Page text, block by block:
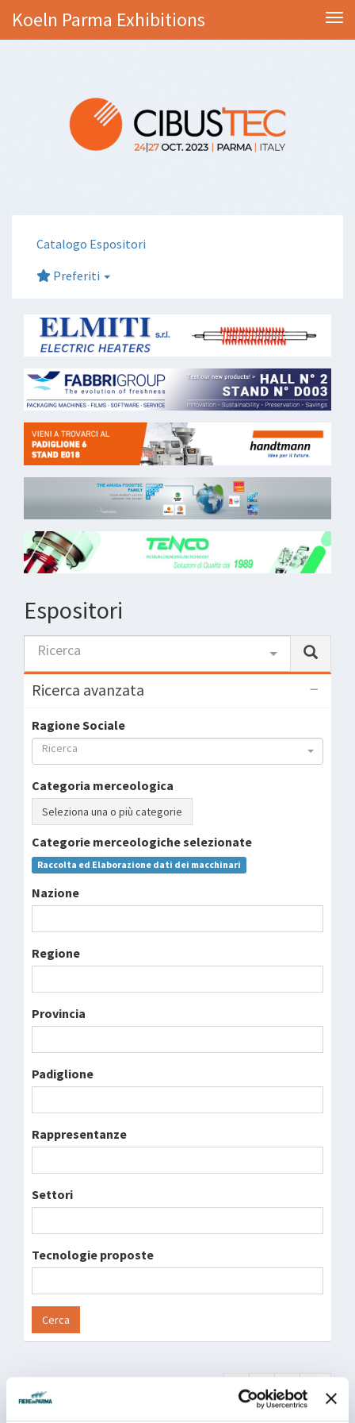
Koeln Parma Exhibitions
Catalogo Espositori
Preferiti
Espositori
Ricerca
Ricerca avanzata
Ragione Sociale
Ricerca
Categoria merceologica
Seleziona una o più categorie
Categorie merceologiche selezionate
Raccolta ed Elaborazione dati dei macchinari
Nazione
Regione
Provincia
Padiglione
Rappresentanze
Settori
Tecnologie proposte
Cerca
3